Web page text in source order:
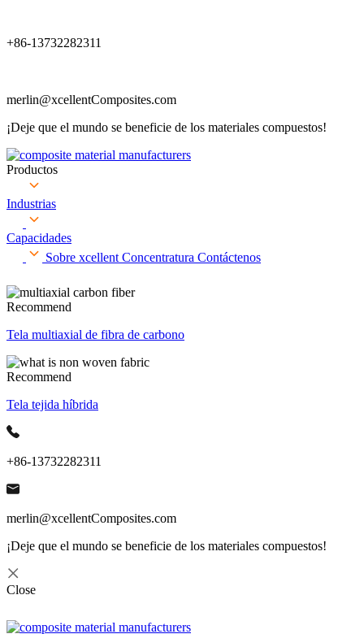
+86-13732282311
merlin@xcellentComposites.com
¡Deje que el mundo se beneficie de los materiales compuestos!
Productos
Industrias
Capacidades
Sobre xcellent Concentratura Contáctenos
Recommend
Tela multiaxial de fibra de carbono
Recommend
Tela tejida híbrida
+86-13732282311
merlin@xcellentComposites.com
¡Deje que el mundo se beneficie de los materiales compuestos!
Close